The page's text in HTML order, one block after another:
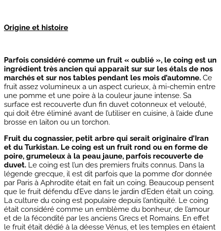
Origine et histoire
Parfois considéré comme un fruit « oublié », le coing est un
ingrédient très ancien qui apparait sur sur les étals de nos
marchés et sur nos tables pendant les mois d’automne. Ce
fruit assez volumineux a un aspect curieux, à mi-chemin entre
une pomme et une poire à la couleur jaune intense. Sa
surface est recouverte d’un fin duvet cotonneux et velouté,
qui doit être éliminé avant de l’utiliser en cuisine, à l’aide d’une
brosse en laiton ou un torchon.
Fruit du cognassier, petit arbre qui serait originaire d’Iran
et du Turkistan. Le coing est un fruit rond ou en forme de
poire, grumeleux à la peau jaune, parfois recouverte de
duvet. Le coing est l’un des premiers fruits connus. Dans la
légende grecque, il est dit parfois que la pomme d’or donnée
par Paris à Aphrodite était en fait un coing. Beaucoup pensent
que le fruit défendu d’Eve dans le jardin d’Eden était un coing.
La culture du coing est populaire depuis l’antiquité. Le coing
était considéré comme un emblème du bonheur, de l’amour
et de la fécondité par les anciens Grecs et Romains. En effet
le fruit était dédié à la déesse Vénus, et les temples en étaient